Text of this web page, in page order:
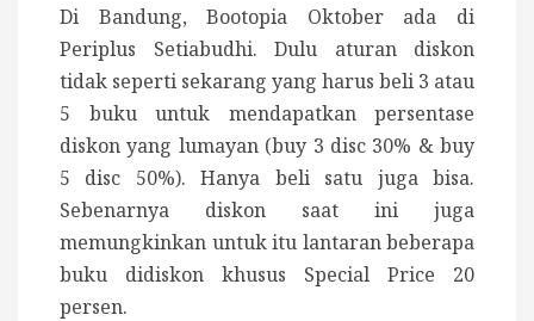
Di Bandung, Bootopia Oktober ada di
Periplus Setiabudhi. Dulu aturan diskon
tidak seperti sekarang yang harus beli 3 atau
5 buku untuk mendapatkan persentase
diskon yang lumayan (buy 3 disc 30% & buy
5 disc 50%). Hanya beli satu juga bisa.
Sebenarnya diskon saat ini juga
memungkinkan untuk itu lantaran beberapa
buku didiskon khusus Special Price 20
persen.